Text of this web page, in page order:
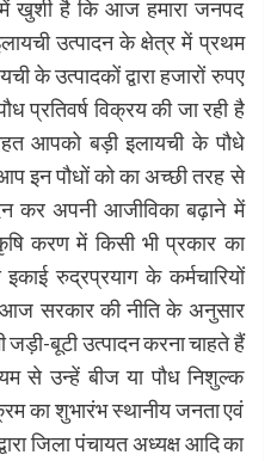
खुशी है कि आज हमारा जनपद
उत्पादन के क्षेत्र में प्रथम
के उत्पादकों द्वारा हजारों रुपए
प्रतिवर्ष विक्रय की जा रही है
आपको बड़ी इलायची के पौधे
इन पौधों को का अच्छी तरह से
कर अपनी आजीविका बढ़ाने में
करण में किसी भी प्रकार का
रुद्रप्रयाग के कर्मचारियों
आज सरकार की नीति के अनुसार
बूटी उत्पादन करना चाहते हैं
से उन्हें बीज या पौध निशुल्क
का शुभारंभ स्थानीय जनता एवं
जिला पंचायत अध्यक्ष आदि का